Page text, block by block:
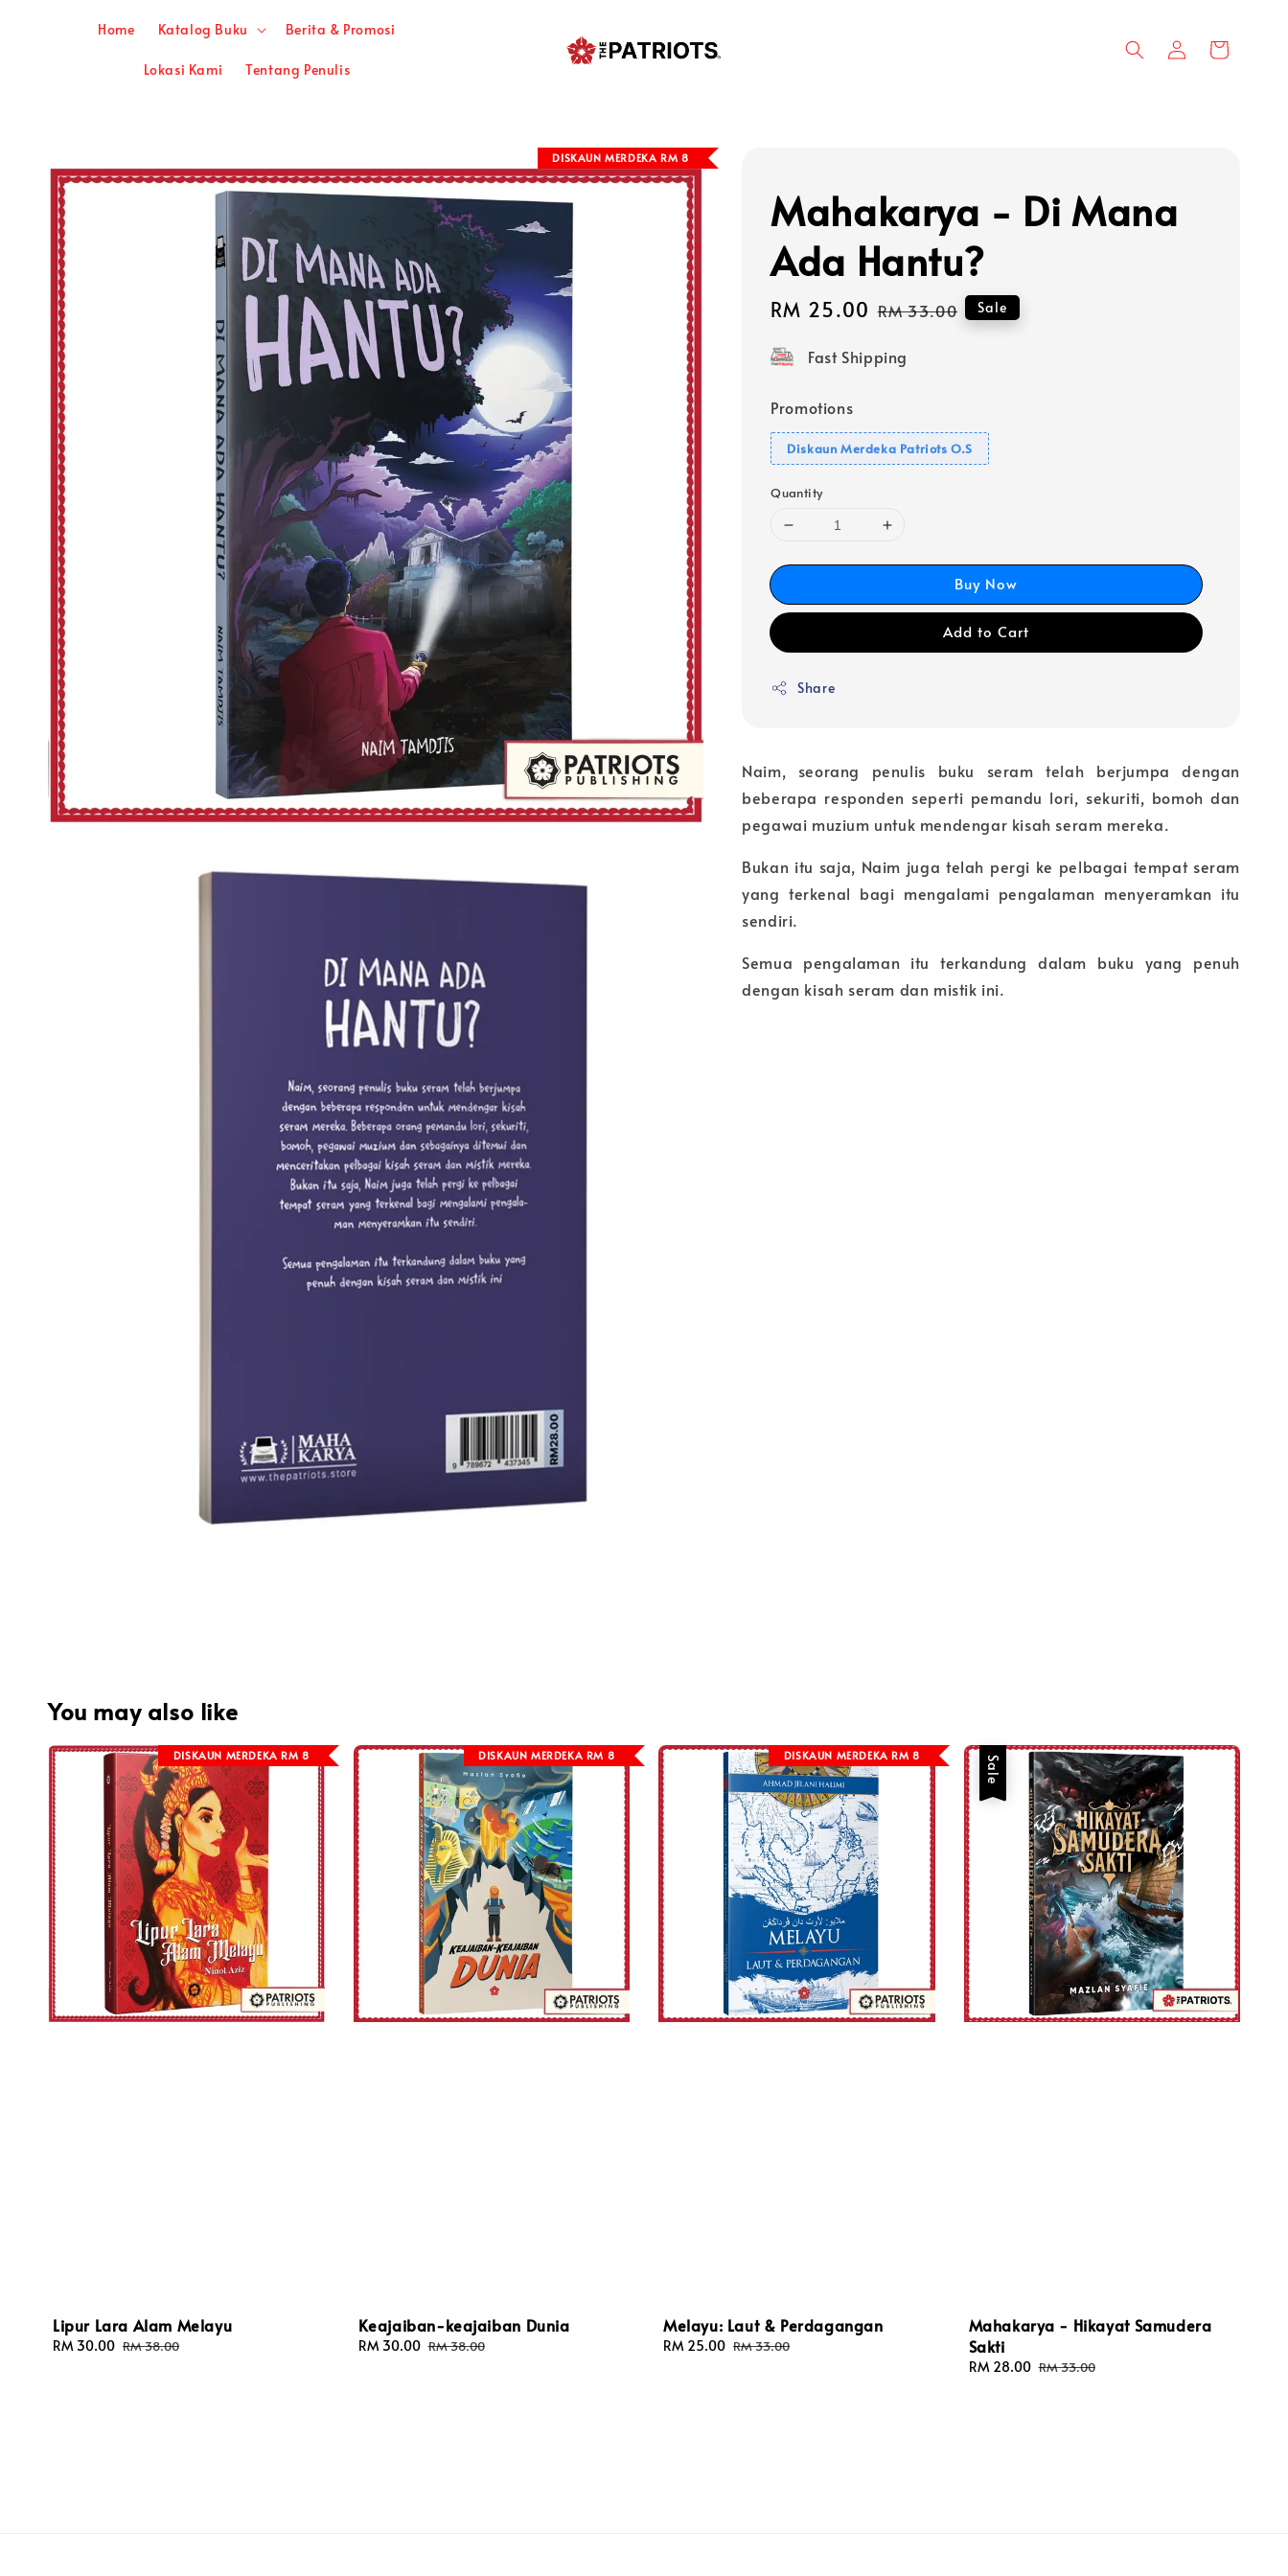
Home Katalog Buku Berita & Promosi
Lokasi Kami Tentang Penulis
DISKAUN MERDEKA RM 8
Mahakarya - Di Mana
Ada Hantu?
Sale
RM 25.00 Regular
RM 33.00 Sale
Fast Shipping
Promotions
Diskaun Merdeka Patriots O.S
Quantity
Buy Now
Add to Cart
Share
Naim, seorang penulis buku seram telah berjumpa dengan
beberapa responden seperti pemandu lori, sekuriti, bomoh dan
pegawai muzium untuk mendengar kisah seram mereka.
Bukan itu saja, Naim juga telah pergi ke pelbagai tempat seram
yang terkenal bagi mengalami pengalaman menyeramkan itu
sendiri.
Semua pengalaman itu terkandung dalam buku yang penuh
dengan kisah seram dan mistik ini.
You may also like
DISKAUN MERDEKA RM 8
Lipur Lara Alam Melayu
Sale
RM 30.00 Regular
RM 38.00
DISKAUN MERDEKA RM 8
Keajaiban-keajaiban Dunia
Sale
RM 30.00 Regular
RM 38.00
DISKAUN MERDEKA RM 8
Melayu: Laut & Perdagangan
Sale
RM 25.00 Regular
RM 33.00
Sale
Mahakarya - Hikayat Samudera
Sakti
Sale
RM 28.00 Regular
RM 33.00